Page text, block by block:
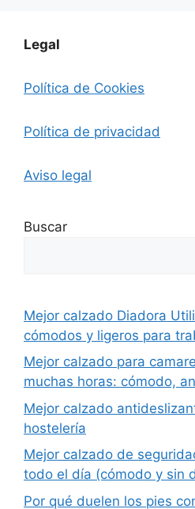
Legal
Política de Cookies
Política de privacidad
Aviso legal
Buscar
Mejor calzado Diadora
cómodos y ligeros para
Mejor calzado para
muchas horas: cómodo,
Mejor calzado
hostelería
Mejor calzado de
todo el día (cómodo y sin
Por qué duelen los pies